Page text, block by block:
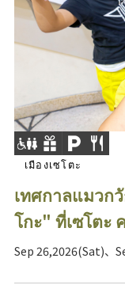
เมืองเซโตะ
เทศกาลแมวก
โกะ" ที่เซโตะ
Sep 26,2026(Sat)、